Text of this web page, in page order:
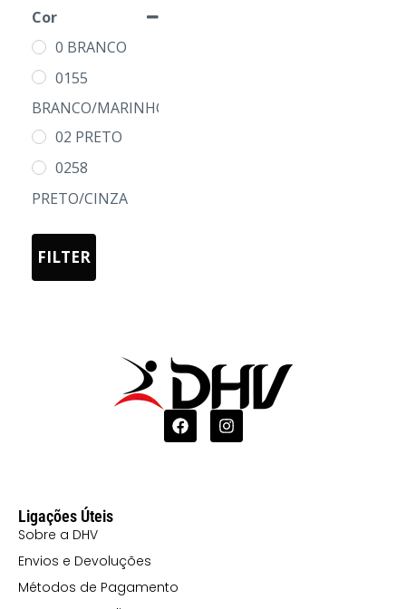
S
M
L
XL
2XL
3XL
Cor
0 BRANCO
0155
BRANCO/MARINHO
02 PRETO
0258
PRETO/CINZA
05 AZUL
10 CELESTE
PÉROLA
12 TURQUESA
120 CORAL
FILTER
Ligações Úteis
Sobre a DHV
Envios e Devoluções
Métodos de Pagamento